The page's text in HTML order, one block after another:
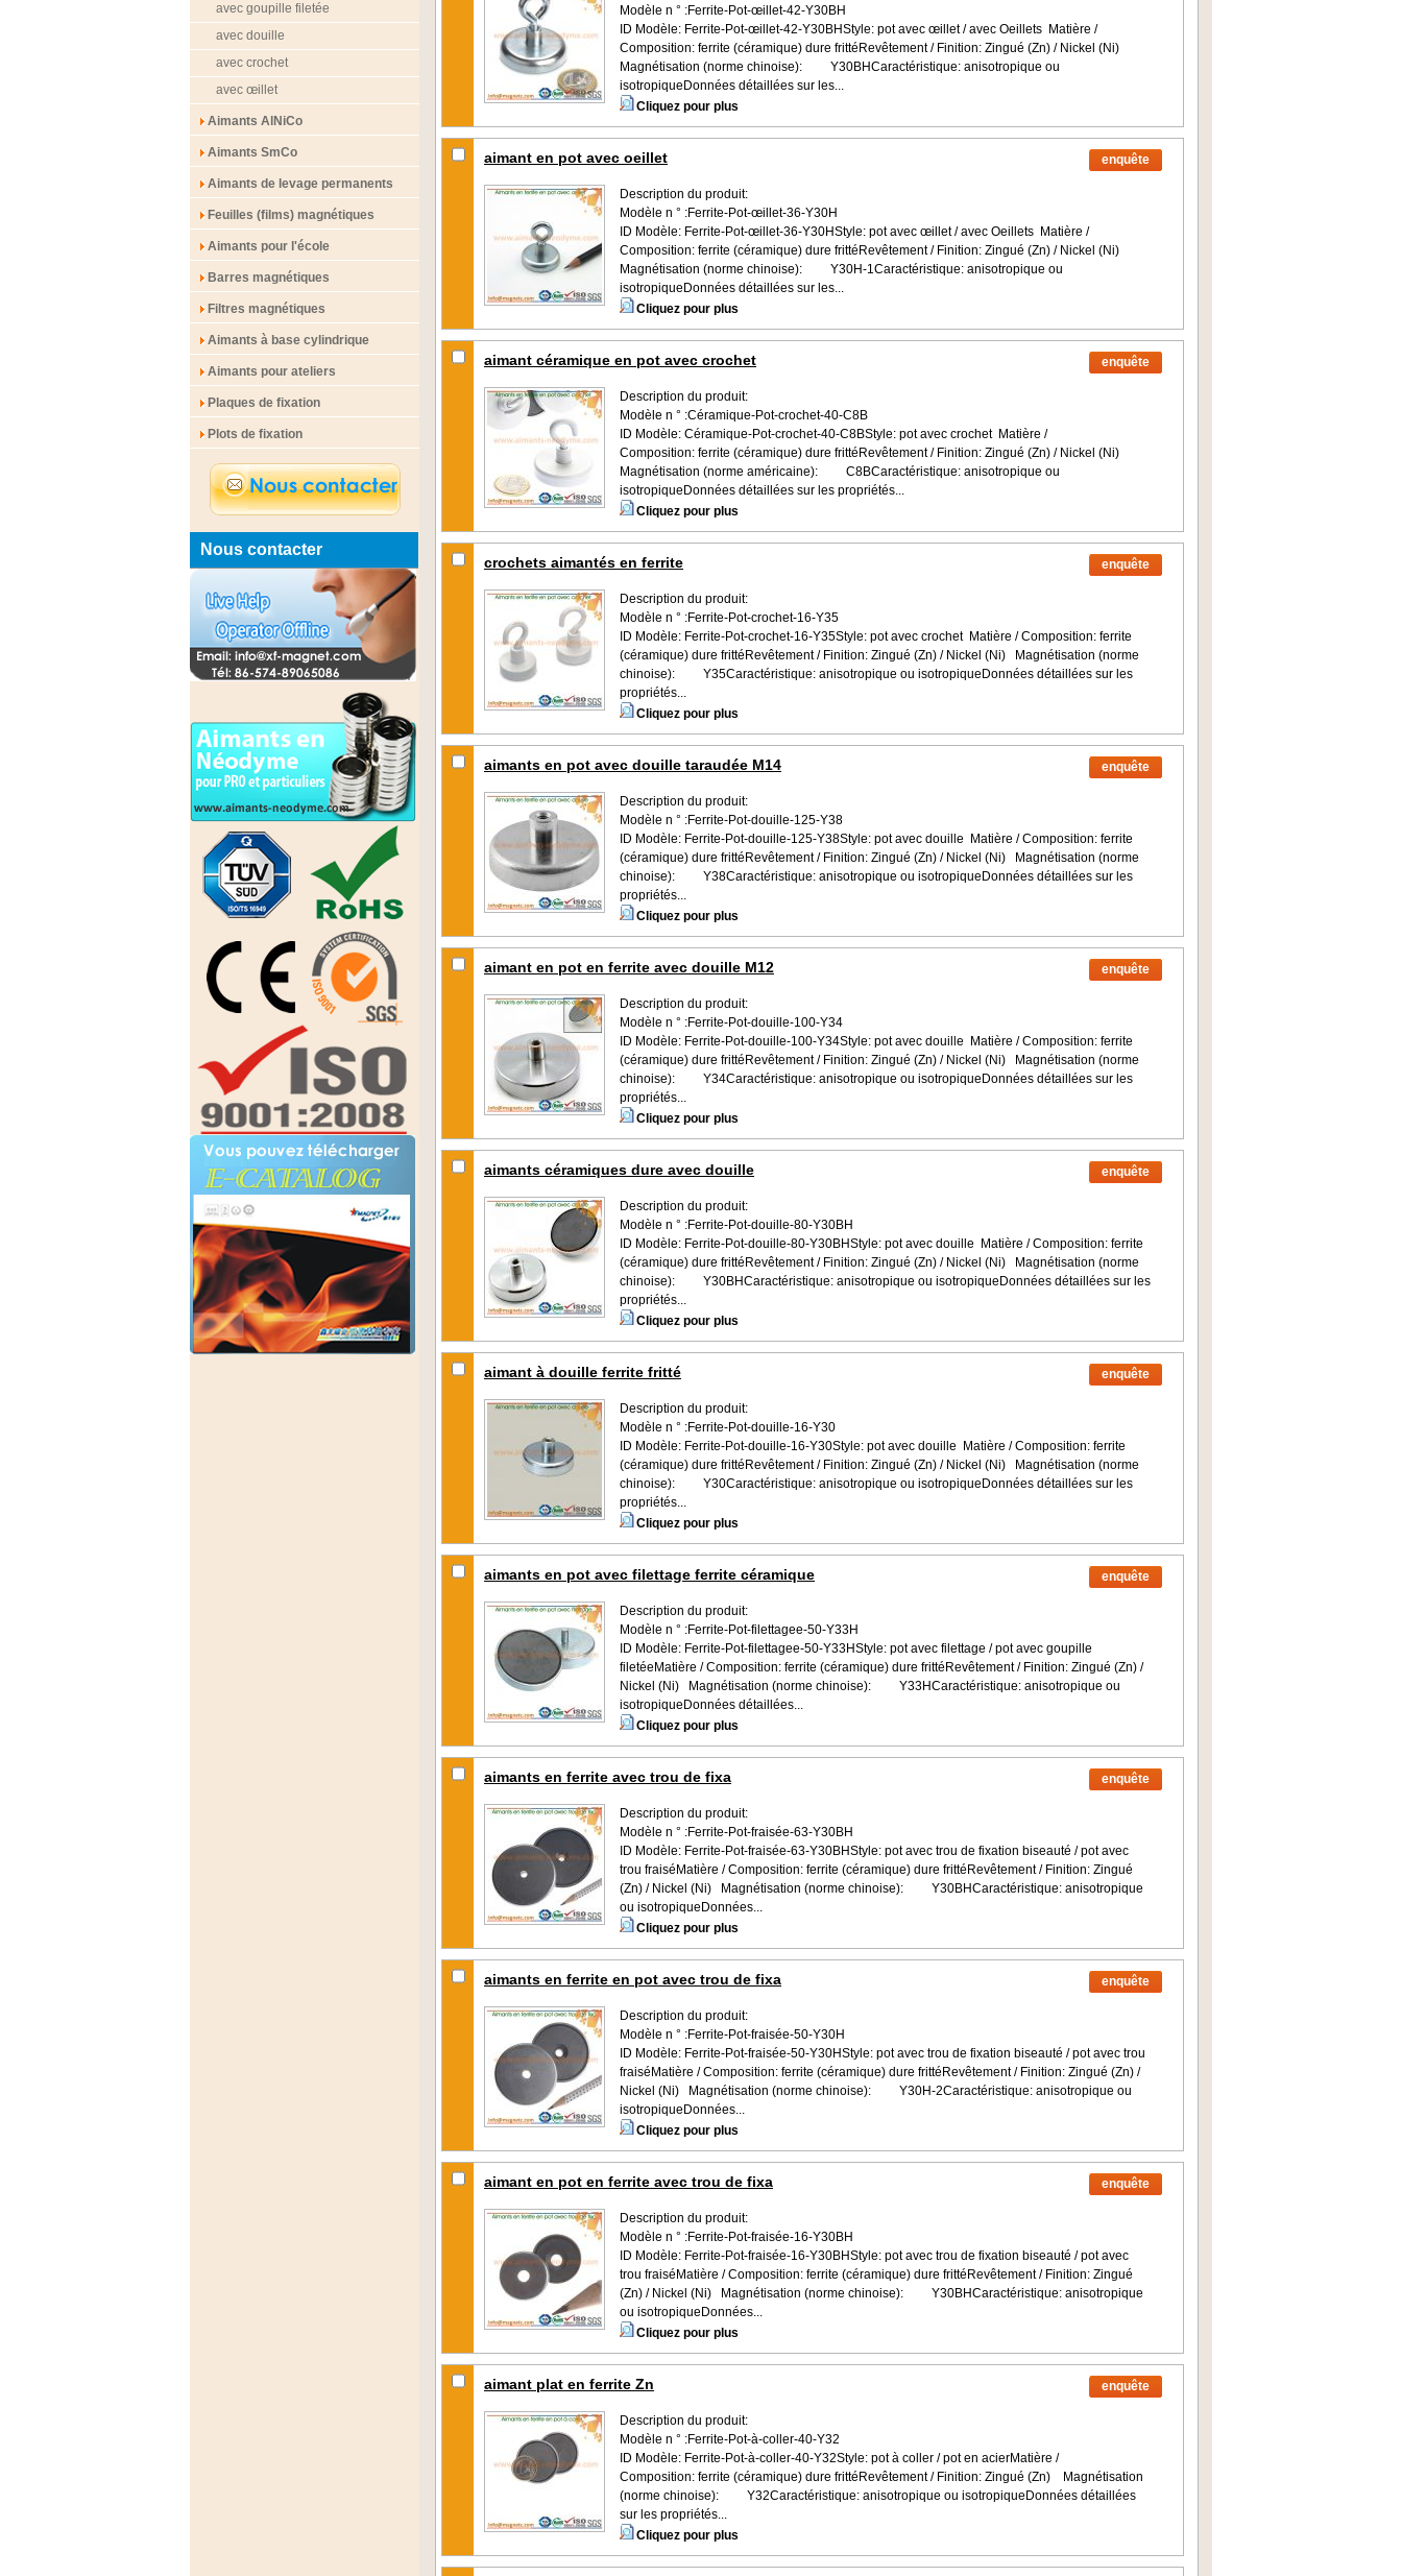
avec goupille filetée
avec douille
avec crochet
avec œillet
Aimants AlNiCo
Aimants SmCo
Aimants de levage permanents
Feuilles (films) magnétiques
Aimants pour l'école
Barres magnétiques
Filtres magnétiques
Aimants à base cylindrique
Aimants pour ateliers
Plaques de fixation
Plots de fixation
Nous contacter
Modèle n ° :Ferrite-Pot-œillet-42-Y30BH
ID Modèle: Ferrite-Pot-œillet-42-Y30BHStyle: pot avec œillet / avec Oeillets Matière /
Composition: ferrite (céramique) dure frittéRevêtement / Finition: Zingué (Zn) / Nickel (Ni)
Magnétisation (norme chinoise): Y30BHCaractéristique: anisotropique ou
isotropiqueDonnées détaillées sur les...
Cliquez pour plus
aimant en pot avec oeillet enquête
Description du produit:
Modèle n ° :Ferrite-Pot-œillet-36-Y30H
ID Modèle: Ferrite-Pot-œillet-36-Y30HStyle: pot avec œillet / avec Oeillets Matière /
Composition: ferrite (céramique) dure frittéRevêtement / Finition: Zingué (Zn) / Nickel (Ni)
Magnétisation (norme chinoise): Y30H-1Caractéristique: anisotropique ou
isotropiqueDonnées détaillées sur les...
Cliquez pour plus
aimant céramique en pot avec crochet enquête
Description du produit:
Modèle n ° :Céramique-Pot-crochet-40-C8B
ID Modèle: Céramique-Pot-crochet-40-C8BStyle: pot avec crochet Matière /
Composition: ferrite (céramique) dure frittéRevêtement / Finition: Zingué (Zn) / Nickel (Ni)
Magnétisation (norme américaine): C8BCaractéristique: anisotropique ou
isotropiqueDonnées détaillées sur les propriétés...
Cliquez pour plus
crochets aimantés en ferrite enquête
Description du produit:
Modèle n ° :Ferrite-Pot-crochet-16-Y35
ID Modèle: Ferrite-Pot-crochet-16-Y35Style: pot avec crochet Matière / Composition: ferrite
(céramique) dure frittéRevêtement / Finition: Zingué (Zn) / Nickel (Ni) Magnétisation (norme
chinoise): Y35Caractéristique: anisotropique ou isotropiqueDonnées détaillées sur les
propriétés...
Cliquez pour plus
aimants en pot avec douille taraudée M14 enquête
Description du produit:
Modèle n ° :Ferrite-Pot-douille-125-Y38
ID Modèle: Ferrite-Pot-douille-125-Y38Style: pot avec douille Matière / Composition: ferrite
(céramique) dure frittéRevêtement / Finition: Zingué (Zn) / Nickel (Ni) Magnétisation (norme
chinoise): Y38Caractéristique: anisotropique ou isotropiqueDonnées détaillées sur les
propriétés...
Cliquez pour plus
aimant en pot en ferrite avec douille M12 enquête
Description du produit:
Modèle n ° :Ferrite-Pot-douille-100-Y34
ID Modèle: Ferrite-Pot-douille-100-Y34Style: pot avec douille Matière / Composition: ferrite
(céramique) dure frittéRevêtement / Finition: Zingué (Zn) / Nickel (Ni) Magnétisation (norme
chinoise): Y34Caractéristique: anisotropique ou isotropiqueDonnées détaillées sur les
propriétés...
Cliquez pour plus
aimants céramiques dure avec douille enquête
Description du produit:
Modèle n ° :Ferrite-Pot-douille-80-Y30BH
ID Modèle: Ferrite-Pot-douille-80-Y30BHStyle: pot avec douille Matière / Composition: ferrite
(céramique) dure frittéRevêtement / Finition: Zingué (Zn) / Nickel (Ni) Magnétisation (norme
chinoise): Y30BHCaractéristique: anisotropique ou isotropiqueDonnées détaillées sur les
propriétés...
Cliquez pour plus
aimant à douille ferrite fritté enquête
Description du produit:
Modèle n ° :Ferrite-Pot-douille-16-Y30
ID Modèle: Ferrite-Pot-douille-16-Y30Style: pot avec douille Matière / Composition: ferrite
(céramique) dure frittéRevêtement / Finition: Zingué (Zn) / Nickel (Ni) Magnétisation (norme
chinoise): Y30Caractéristique: anisotropique ou isotropiqueDonnées détaillées sur les
propriétés...
Cliquez pour plus
aimants en pot avec filettage ferrite céramique enquête
Description du produit:
Modèle n ° :Ferrite-Pot-filettagee-50-Y33H
ID Modèle: Ferrite-Pot-filettagee-50-Y33HStyle: pot avec filettage / pot avec goupille
filetéeMatière / Composition: ferrite (céramique) dure frittéRevêtement / Finition: Zingué (Zn) /
Nickel (Ni) Magnétisation (norme chinoise): Y33HCaractéristique: anisotropique ou
isotropiqueDonnées détaillées...
Cliquez pour plus
aimants en ferrite avec trou de fixa enquête
Description du produit:
Modèle n ° :Ferrite-Pot-fraisée-63-Y30BH
ID Modèle: Ferrite-Pot-fraisée-63-Y30BHStyle: pot avec trou de fixation biseauté / pot avec
trou fraiséMatière / Composition: ferrite (céramique) dure frittéRevêtement / Finition: Zingué
(Zn) / Nickel (Ni) Magnétisation (norme chinoise): Y30BHCaractéristique: anisotropique
ou isotropiqueDonnées...
Cliquez pour plus
aimants en ferrite en pot avec trou de fixa enquête
Description du produit:
Modèle n ° :Ferrite-Pot-fraisée-50-Y30H
ID Modèle: Ferrite-Pot-fraisée-50-Y30HStyle: pot avec trou de fixation biseauté / pot avec trou
fraiséMatière / Composition: ferrite (céramique) dure frittéRevêtement / Finition: Zingué (Zn) /
Nickel (Ni) Magnétisation (norme chinoise): Y30H-2Caractéristique: anisotropique ou
isotropiqueDonnées...
Cliquez pour plus
aimant en pot en ferrite avec trou de fixa enquête
Description du produit:
Modèle n ° :Ferrite-Pot-fraisée-16-Y30BH
ID Modèle: Ferrite-Pot-fraisée-16-Y30BHStyle: pot avec trou de fixation biseauté / pot avec
trou fraiséMatière / Composition: ferrite (céramique) dure frittéRevêtement / Finition: Zingué
(Zn) / Nickel (Ni) Magnétisation (norme chinoise): Y30BHCaractéristique: anisotropique
ou isotropiqueDonnées...
Cliquez pour plus
aimant plat en ferrite Zn enquête
Description du produit:
Modèle n ° :Ferrite-Pot-à-coller-40-Y32
ID Modèle: Ferrite-Pot-à-coller-40-Y32Style: pot à coller / pot en acierMatière /
Composition: ferrite (céramique) dure frittéRevêtement / Finition: Zingué (Zn) Magnétisation
(norme chinoise): Y32Caractéristique: anisotropique ou isotropiqueDonnées détaillées
sur les propriétés...
Cliquez pour plus